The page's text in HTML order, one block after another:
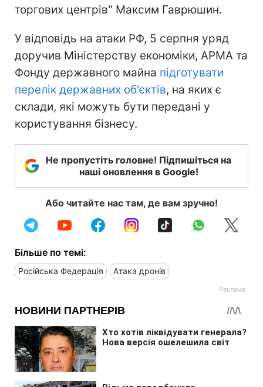
торгових центрів" Максим Гаврюшин.
У відповідь на атаки РФ, 5 серпня уряд
доручив Міністерству економіки, АРМА та
Фонду державного майна підготувати
перелік державних об'єктів, на яких є
склади, які можуть бути передані у
користування бізнесу.
Не пропустіть головне! Підпишіться на
наші оновлення в Google!
Або читайте нас там, де вам зручно!
Більше по темі:
Російська Федерація Атака дронів